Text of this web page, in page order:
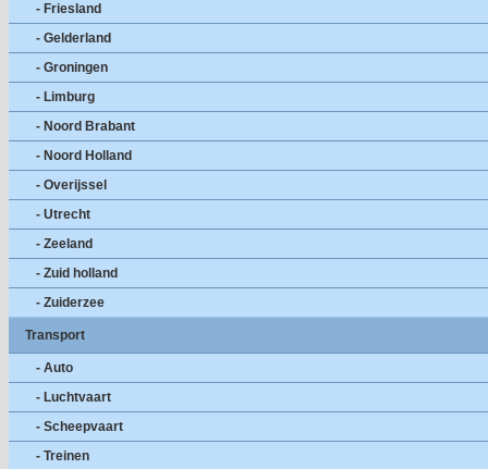
- Friesland
- Gelderland
- Groningen
- Limburg
- Noord Brabant
- Noord Holland
- Overijssel
- Utrecht
- Zeeland
- Zuid holland
- Zuiderzee
Transport
- Auto
- Luchtvaart
- Scheepvaart
- Treinen